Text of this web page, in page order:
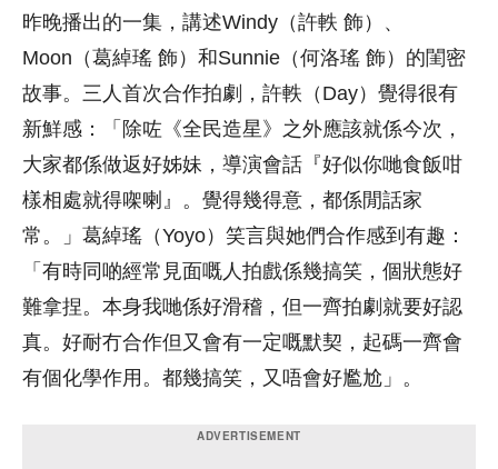
昨晚播出的一集，講述Windy（許軼 飾）、
Moon（葛綽瑤 飾）和Sunnie（何洛瑤 飾）的閨密
故事。三人首次合作拍劇，許軼（Day）覺得很有
新鮮感：「除咗《全民造星》之外應該就係今次，
大家都係做返好姊妹，導演會話『好似你哋食飯咁
樣相處就得㗎喇』。覺得幾得意，都係閒話家
常。」葛綽瑤（Yoyo）笑言與她們合作感到有趣：
「有時同啲經常見面嘅人拍戲係幾搞笑，個狀態好
難拿捏。本身我哋係好滑稽，但一齊拍劇就要好認
真。好耐冇合作但又會有一定嘅默契，起碼一齊會
有個化學作用。都幾搞笑，又唔會好尷尬」。